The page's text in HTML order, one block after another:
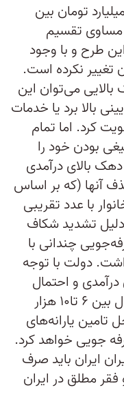
سالیانه ۴۲ هزار میلیارد تومان بین
مساوی تقسیم
طرح و با وجود
رقم ۴۵۵۰۰ تومان تغییر نکرده است.
می‌توان این
بالا برد یا خدمات
کرد. اما تمام
بودن خود را
بالای درآمدی
آنها (که بر اساس
۵/۶ میلیون خانوار با عدد تقریبی
دلیل تشدید شکاف
چندانی با
دولت با توجه
و احتمال
فرجام خواهی بخشی از آنها در سال بین ۶ تا۱۰ هزار
تامین یارانه‌های
از ۲۳٪ کل) صرفه جویی خواهد کرد.
ایران باید صرف
مطلق در ایران